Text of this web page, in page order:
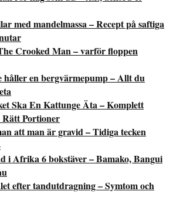
med mandelmassa – Recept på saftiga
Crooked Man – varför floppen
håller en bergvärmepump – Allt du
Ska En Kattunge Äta – Komplett
Portioner
att man är gravid – Tidiga tecken
i Afrika 6 bokstäver – Bamako, Bangui
efter tandutdragning – Symtom och